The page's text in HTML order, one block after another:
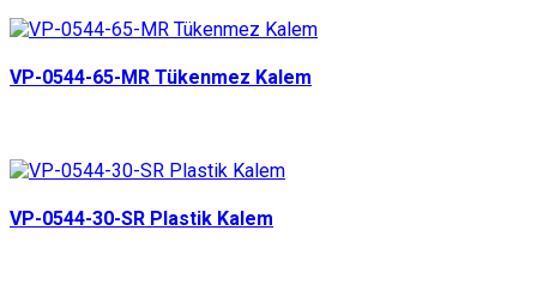
VP-0544-65-MR Tükenmez Kalem
VP-0544-30-SR Plastik Kalem